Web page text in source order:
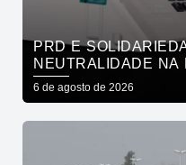
PRD E
NEUTRALIDADE NA
6 de agosto de 2026